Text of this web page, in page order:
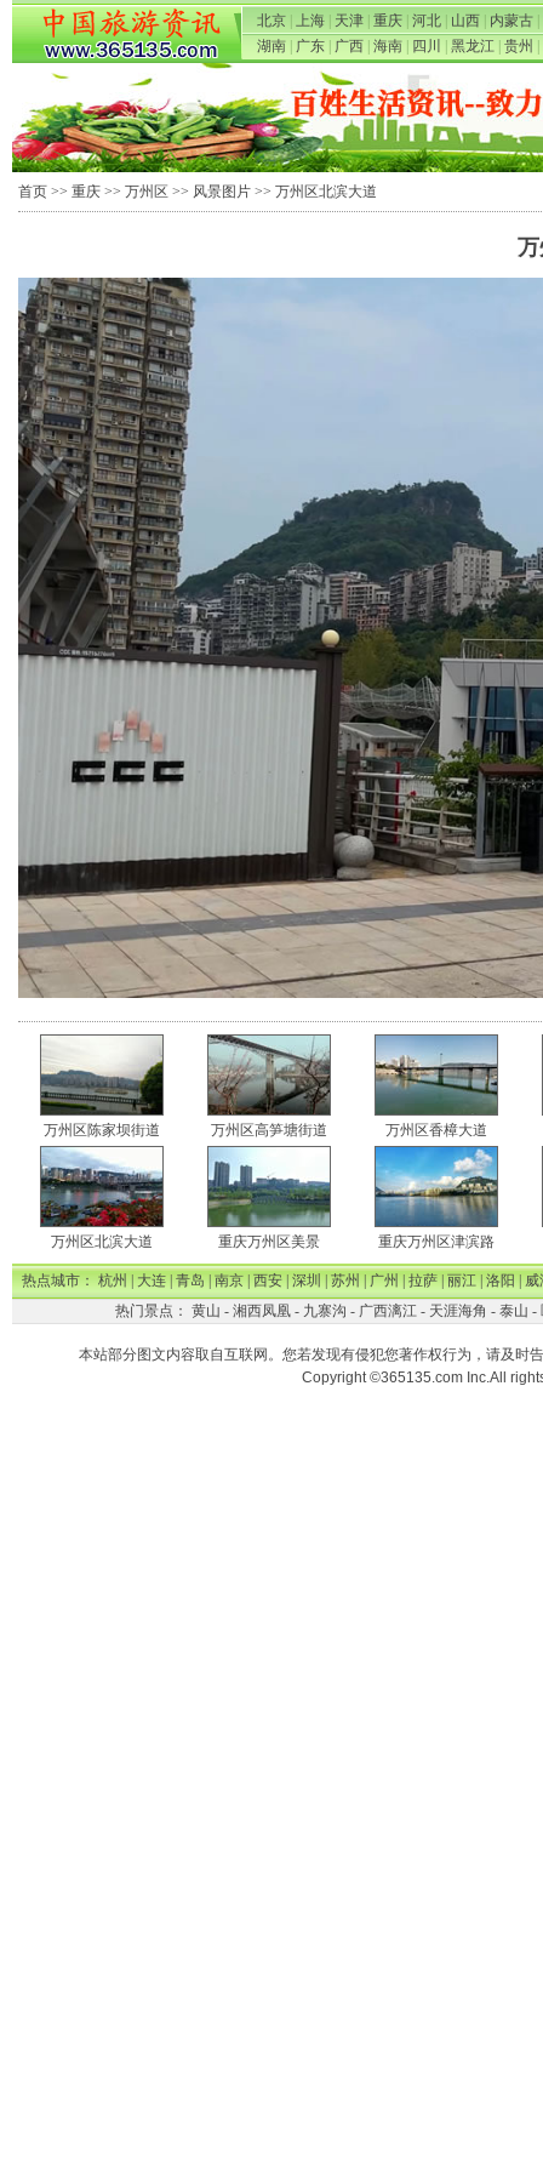
北京 上海 天津 重庆 河北 山西 内蒙古
湖南
广东 广西 海南 四川 黑龙江 贵州
首页 >> 重庆 >> 万州区 >> 风景图片 >> 万州区北滨大道
万州区陈家坝街道 万州区高笋塘街道 万州区香樟大道
万州区北滨大道 重庆万州区美景 重庆万州区津滨路
热点城市：杭州|大连|青岛|南京|西安|深圳|苏州|广州|拉萨|丽江|洛阳|威
热门景点： 黄山 - 湘西凤凰- 九寨沟 - 广西漓江- 天涯海角 - 泰山 -
本站部分图文内容取自互联网。您若发现有侵犯您著作权行为，请及时
Copyright ©365135.com Inc.All